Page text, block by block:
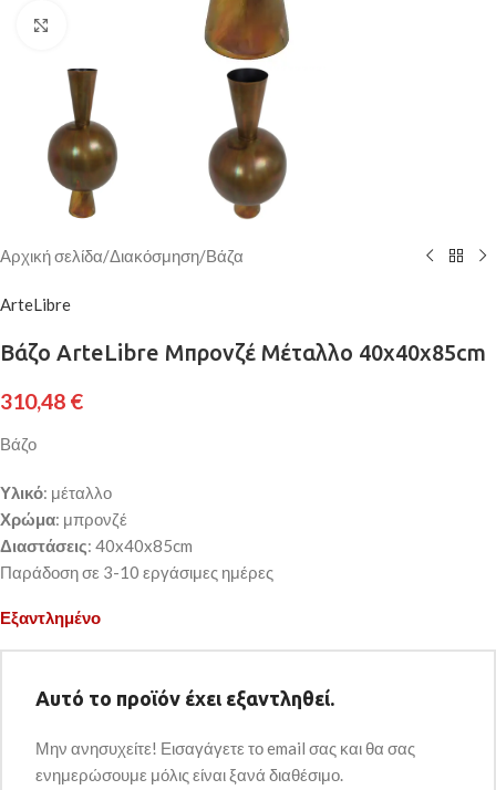
Κάντε κλικ για μεγέθυνση
Αρχική σελίδα/Διακόσμηση/Βάζα
ArteLibre
Βάζο ArteLibre Μπρονζέ Μέταλλο 40x40x85cm
310,48 €
Βάζο
Υλικό: μέταλλο
Χρώμα: μπρονζέ
Διαστάσεις: 40x40x85cm
Παράδοση σε 3-10 εργάσιμες ημέρες
Εξαντλημένο
Αυτό το προϊόν έχει εξαντληθεί.
Μην ανησυχείτε! Εισαγάγετε το email σας και θα σας
ενημερώσουμε μόλις είναι ξανά διαθέσιμο.